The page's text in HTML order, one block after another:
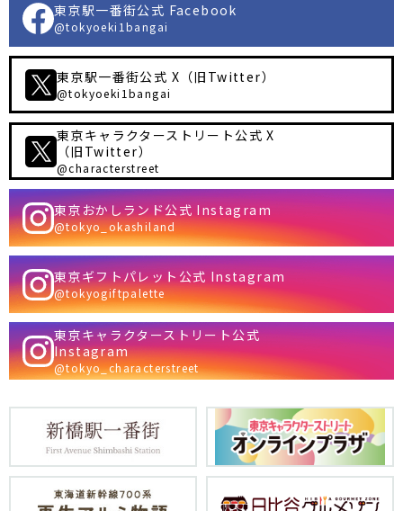
東京駅一番街公式 Facebook
@tokyoeki1bangai
東京駅一番街公式 X（旧Twitter）
@tokyoeki1bangai
東京キャラクターストリート公式 X
（旧Twitter）
@characterstreet
東京おかしランド公式 Instagram
@tokyo_okashiland
東京ギフトパレット公式 Instagram
@tokyogiftpalette
東京キャラクターストリート公式
Instagram
@tokyo_characterstreet